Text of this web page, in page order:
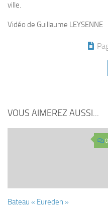
ville.
Vidéo de Guillaume LEYSENNE
VOUS AIMEREZ AUSSI...
0
Bateau « Eureden »